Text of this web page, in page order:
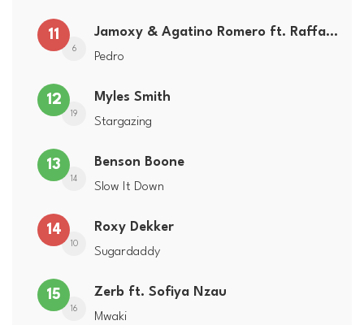
11
6
Jamoxy & Agatino Romero ft. Raffaella Carrà
Pedro
12
19
Myles Smith
Stargazing
13
14
Benson Boone
Slow It Down
14
10
Roxy Dekker
Sugardaddy
15
16
Zerb ft. Sofiya Nzau
Mwaki